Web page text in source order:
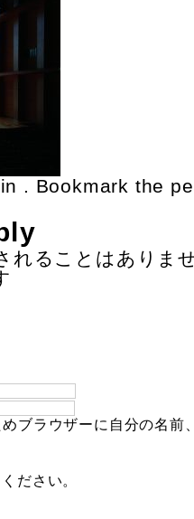
. Bookmark the
れることはありま
ブラウザーに自分の名前
ださい。